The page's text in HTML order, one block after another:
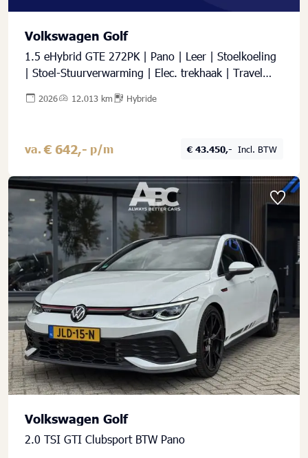
Volkswagen Golf
1.5 eHybrid GTE 272PK | Pano | Leer | Stoelkoeling
| Stoel-Stuurverwarming | Elec. trekhaak | Travel
| Adaptive Cruise | Head-Up | Keyless |
2026 12.013 km Hybride
va. € 642,- p/m € 43.450,- Incl. BTW
Volkswagen Golf
2.0 TSI GTI Clubsport BTW Pano